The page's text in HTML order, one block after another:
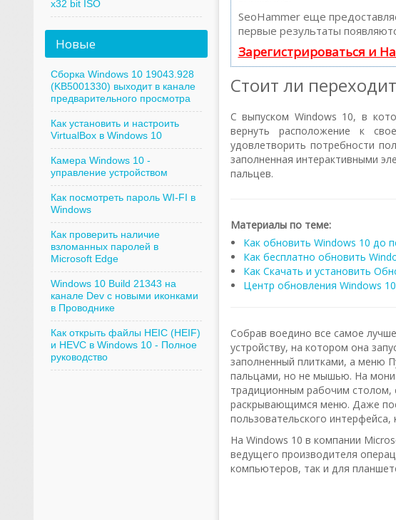
SeoHammer еще
первые результаты
Зарегистрироваться и
Стоит ли
С выпуском Windows 10, в
вернуть расположение к
удовлетворить потребности
заполненная интерактивными
пальцев.
Материалы по теме:
Как обновить Windows 10 до
Как бесплатно обновить
Как Скачать и установить
Центр обновления Windows 10
Собрав воедино все самое
устройству, на котором она
заполненный плитками, а меню
пальцами, но не мышью. На
традиционным рабочим
раскрывающимся меню. Даже
пользовательского
На Windows 10 в компании
ведущего производителя
компьютеров, так и для
x32 bit ISO
Новые
Сборка Windows 10 19043.928
(KB5001330) выходит в канале
предварительного просмотра
Как установить и настроить
VirtualBox в Windows 10
Камера Windows 10 -
управление устройством
Как посмотреть пароль WI-FI в
Windows
Как проверить наличие
взломанных паролей в
Microsoft Edge
Windows 10 Build 21343 на
канале Dev с новыми иконками
в Проводнике
Как открыть файлы HEIC (HEIF)
и HEVC в Windows 10 - Полное
руководство